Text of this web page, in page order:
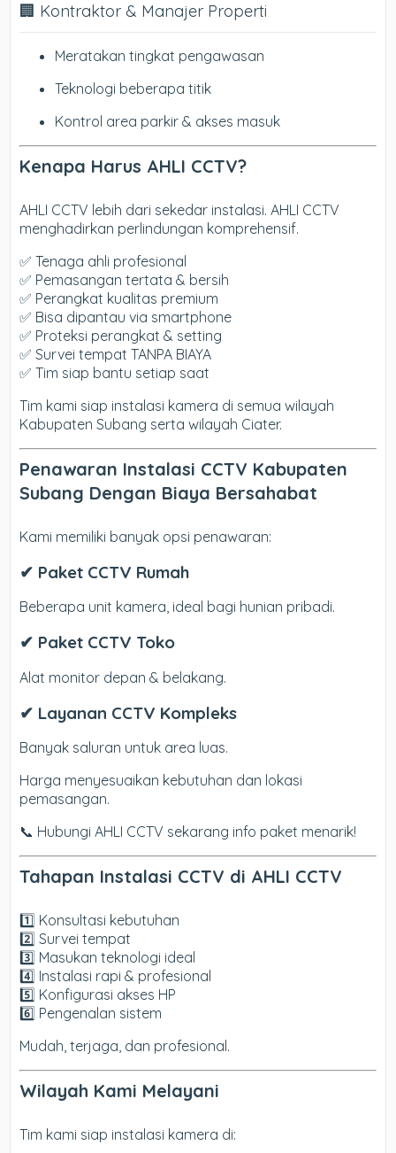
🏢 Kontraktor & Manajer Properti
Meratakan tingkat pengawasan
Teknologi beberapa titik
Kontrol area parkir & akses masuk
Kenapa Harus AHLI CCTV?
AHLI CCTV lebih dari sekedar instalasi. AHLI CCTV
menghadirkan perlindungan komprehensif.
✅ Tenaga ahli profesional
✅ Pemasangan tertata & bersih
✅ Perangkat kualitas premium
✅ Bisa dipantau via smartphone
✅ Proteksi perangkat & setting
✅ Survei tempat TANPA BIAYA
✅ Tim siap bantu setiap saat
Tim kami siap instalasi kamera di semua wilayah
Kabupaten Subang serta wilayah Ciater.
Penawaran Instalasi CCTV Kabupaten
Subang Dengan Biaya Bersahabat
Kami memiliki banyak opsi penawaran:
✔ Paket CCTV Rumah
Beberapa unit kamera, ideal bagi hunian pribadi.
✔ Paket CCTV Toko
Alat monitor depan & belakang.
✔ Layanan CCTV Kompleks
Banyak saluran untuk area luas.
Harga menyesuaikan kebutuhan dan lokasi
pemasangan.
📞 Hubungi AHLI CCTV sekarang info paket menarik!
Tahapan Instalasi CCTV di AHLI CCTV
1️⃣ Konsultasi kebutuhan
2️⃣ Survei tempat
3️⃣ Masukan teknologi ideal
4️⃣ Instalasi rapi & profesional
5️⃣ Konfigurasi akses HP
6️⃣ Pengenalan sistem
Mudah, terjaga, dan profesional.
Wilayah Kami Melayani
Tim kami siap instalasi kamera di: